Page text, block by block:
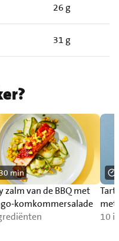
26 g
31 g
zalm van de BBQ met
komkommersalade
30 min
met
10